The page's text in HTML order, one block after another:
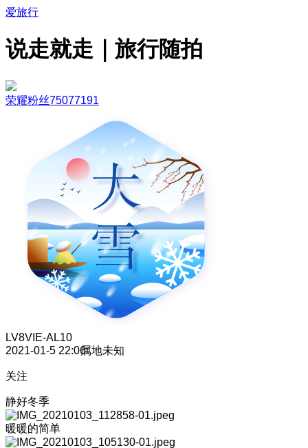
爱旅行
说走就走｜旅行随拍
荣耀粉丝75077191
LV8VIE-AL10
2021-01-5 22:06属地未知
关注
静好冬季
暖暖的简单